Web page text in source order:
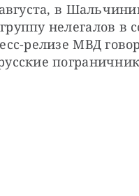
в
нелегалов в
релизе МВД